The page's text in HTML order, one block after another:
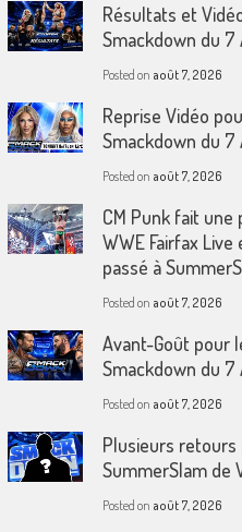
Résultats et
Smackdown du 7
Posted on août 7, 2026
Reprise Vidéo
Smackdown du 7
Posted on août 7, 2026
CM Punk fait
WWE Fairfax Live
passé à
Posted on août 7, 2026
Avant-Goût pour
Smackdown du 7
Posted on août 7, 2026
Plusieurs retours
SummerSlam de
Posted on août 7, 2026